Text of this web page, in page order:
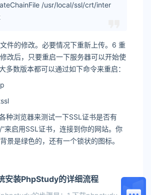
/usr/local/ssl/crt/inter
件的修改。必要情况下重新上传。6 重
改后，只要重启一下服务器可以开始使
多数版本都可以通过如下命令来重启：
种浏览器来测试一下SSL证书是否有
来启用SSL证书，连接到你的网站。你
景是绿色的，还有一个锁状的图标。
安装PhpStudy的详细流程